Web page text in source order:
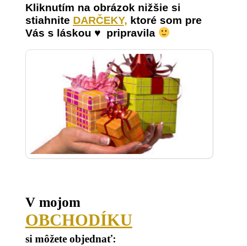
Kliknutím na obrázok nižšie si
stiahnite DARČEKY, ktoré som pre
Vás s láskou ♥ pripravila
V mojom
OBCHODÍKU
si môžete objednať: